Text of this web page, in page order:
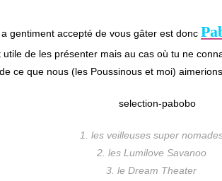
gentiment accepté de vous gâter est donc
utile de les présenter mais au cas où tu ne
ce que nous (les Poussinous et moi)
1. les veilleuses super
2. les Lumilove Savanoo
3. le Dream Theater